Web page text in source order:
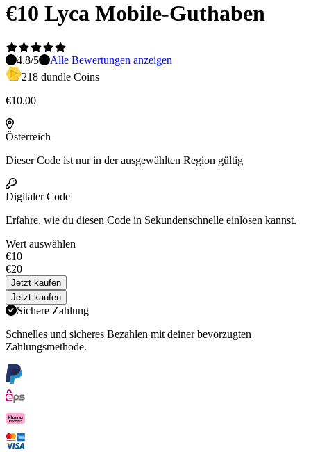
€10 Lyca Mobile-Guthaben
4.8/5
Alle Bewertungen anzeigen
218 dundle Coins
€10.00
Österreich
Dieser Code ist nur in der ausgewählten Region gültig
Digitaler Code
Erfahre, wie du diesen Code in Sekundenschnelle einlösen kannst.
Wert auswählen
€10
€20
Jetzt kaufen
Jetzt kaufen
Sichere Zahlung
Schnelles und sicheres Bezahlen mit deiner bevorzugten
Zahlungsmethode.